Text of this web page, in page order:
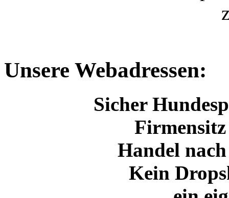
Unsere Webadressen:
Sicher
Handel
Kein